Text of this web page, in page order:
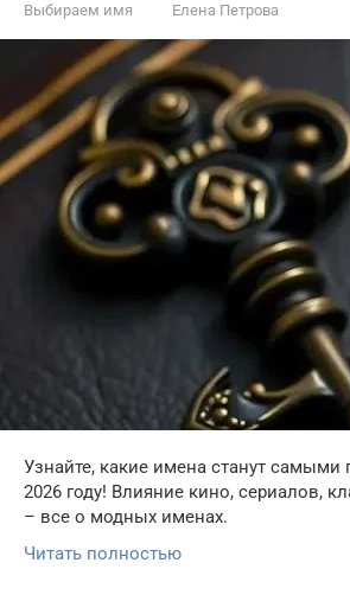
Выбираем имя Елена Петрова
Узнайте, какие имена станут
2026 году! Влияние кино, сериалов,
– все о модных именах.
Читать полностью